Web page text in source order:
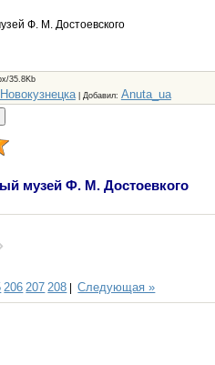
Ф. М. Достоевского
35.8Kb
| Добавил: Anuta_ua
музей Ф. М. Достоевкого
206 207 208 |Следующая »